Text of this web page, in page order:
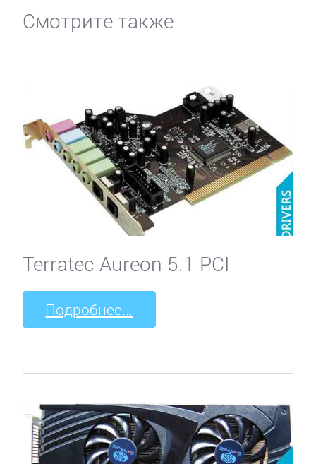
Смотрите также
Terratec Aureon 5.1 PCI
Подробнее...